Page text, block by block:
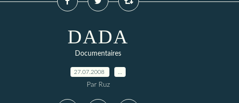
DADA
Documentaires
27.07.2008
Par Ruz